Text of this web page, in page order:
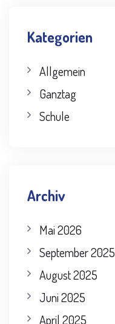
Kategorien
Allgemein
Ganztag
Schule
Archiv
Mai 2026
September 2025
August 2025
Juni 2025
April 2025